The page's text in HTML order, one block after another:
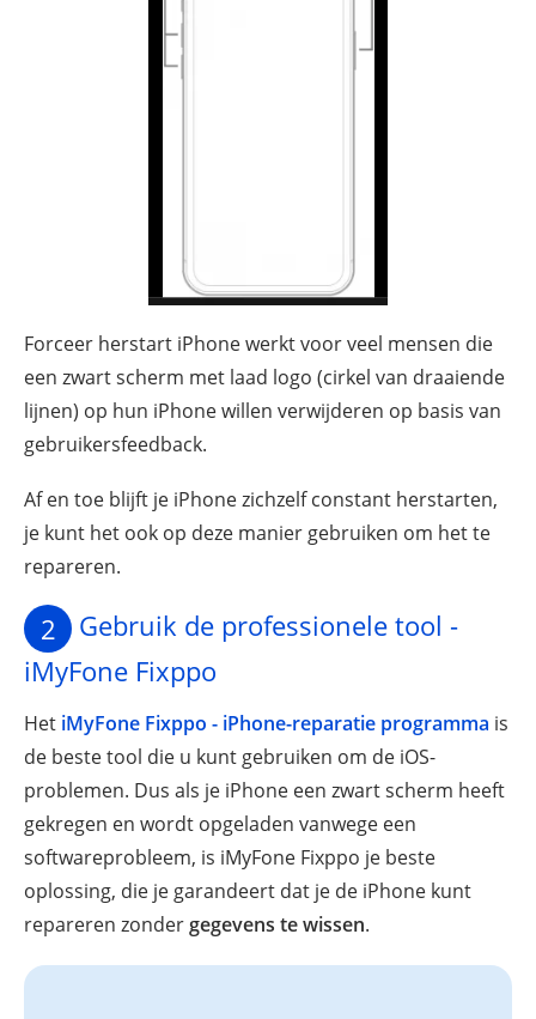
Forceer herstart iPhone werkt voor veel mensen die
een zwart scherm met laad logo (cirkel van draaiende
lijnen) op hun iPhone willen verwijderen op basis van
gebruikersfeedback.
Af en toe blijft je iPhone zichzelf constant herstarten,
je kunt het ook op deze manier gebruiken om het te
repareren.
2
Gebruik de professionele tool -
iMyFone Fixppo
Het iMyFone Fixppo - iPhone-reparatie programma is
de beste tool die u kunt gebruiken om de iOS-
problemen. Dus als je iPhone een zwart scherm heeft
gekregen en wordt opgeladen vanwege een
softwareprobleem, is iMyFone Fixppo je beste
oplossing, die je garandeert dat je de iPhone kunt
repareren zondergegevens te wissen.